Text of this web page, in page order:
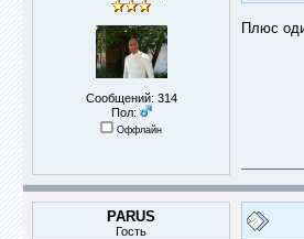
Сообщений: 314
Пол:
Оффлайн
Плюс
PARUS
Гость